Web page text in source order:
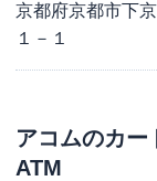
京都府京都市下
１－１
アコムのカー
ATM